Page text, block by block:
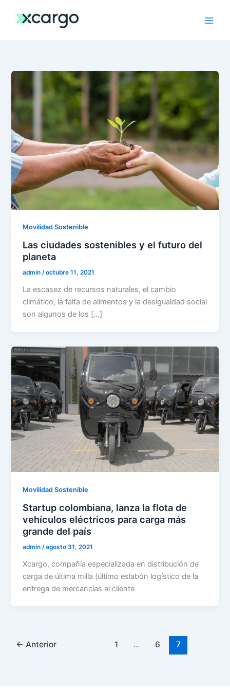
Movilidad Sostenible
Las ciudades sostenibles y el futuro del
planeta
admin/octubre 11, 2021
La escasez de recursos naturales, el cambio
climático, la falta de alimentos y la desigualdad social
son algunos de los […]
Movilidad Sostenible
Startup colombiana, lanza la flota de
vehículos eléctricos para carga más
grande del país
admin/agosto 31, 2021
Xcargo, compañía especializada en distribución de
carga de última milla (último eslabón logístico de la
entrega de mercancías al cliente
← Anterior 1 … 6 7